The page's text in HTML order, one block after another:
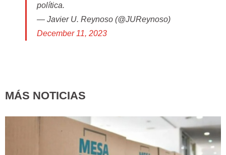
política.
— Javier U. Reynoso (@JUReynoso)
December 11, 2023
MÁS NOTICIAS